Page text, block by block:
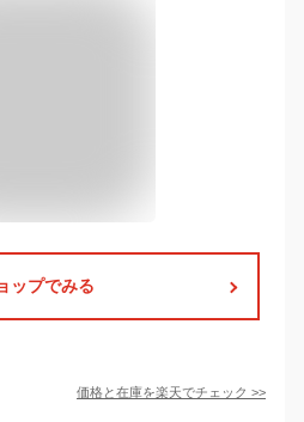
ップでみる
価格と在庫を楽天でチェック >>